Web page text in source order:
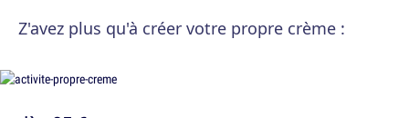
Z'avez plus qu'à créer votre propre crème :